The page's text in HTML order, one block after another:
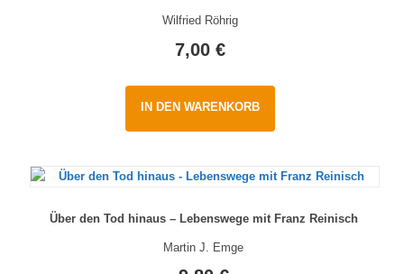
Wilfried Röhrig
7,00€
IN DEN WARENKORB
Über den Tod hinaus – Lebenswege mit Franz Reinisch
Martin J. Emge